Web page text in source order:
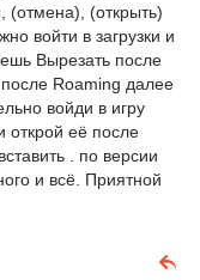
(отмена), (открыть)
войти в загрузки и
Вырезать после
Roaming далее
войди в игру
открой её после
. по версии
и всё. Приятной